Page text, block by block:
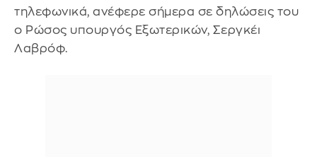
τηλεφωνικά, ανέφερε σήμερα σε δηλώσεις του
ο Ρώσος υπουργός Εξωτερικών, Σεργκέι
Λαβρόφ.